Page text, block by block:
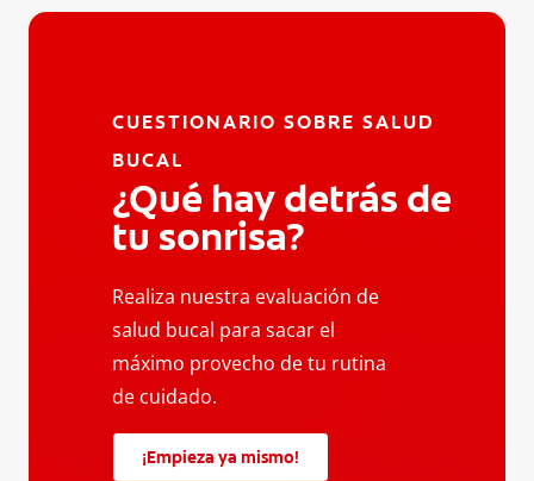
CUESTIONARIO SOBRE SALUD
BUCAL
¿Qué hay detrás de
tu sonrisa?
Realiza nuestra evaluación de
salud bucal para sacar el
máximo provecho de tu rutina
de cuidado.
¡Empieza ya mismo!